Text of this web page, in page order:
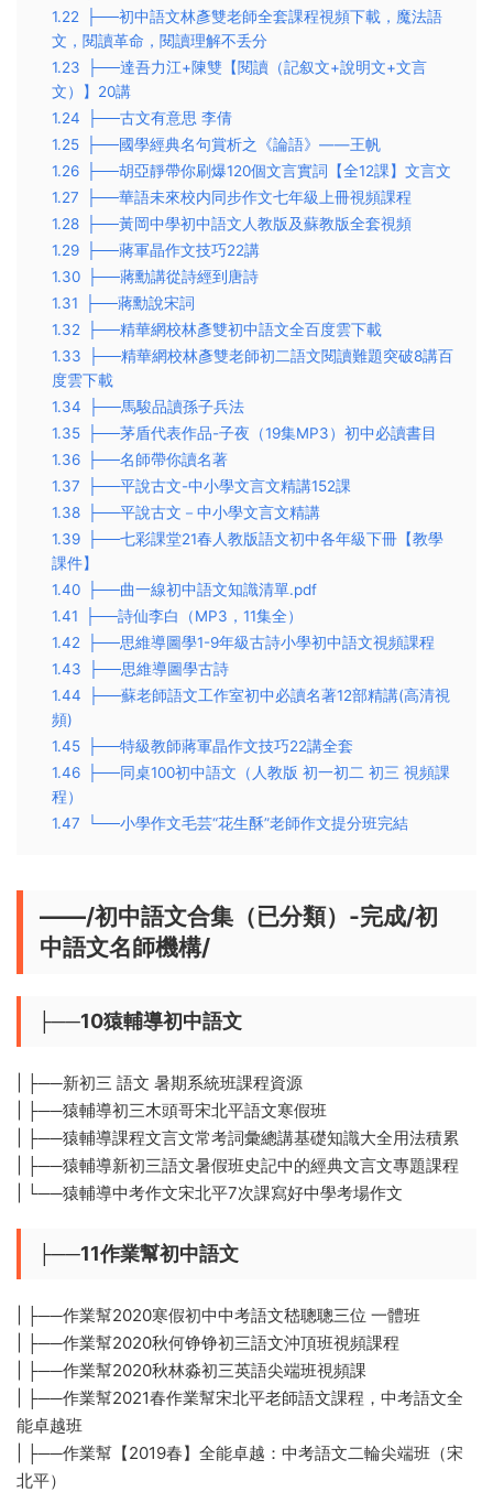
1.22
├──初中語文林彥雙老師全套課程視頻下載，魔法語
文，閱讀革命，閱讀理解不丢分
1.23
├──達吾力江+陳雙【閱讀（記叙文+說明文+文言
文）】20講
1.24
├──古文有意思 李倩
1.25
├──國學經典名句賞析之《論語》——王帆
1.26
├──胡亞靜帶你刷爆120個文言實詞【全12課】文言文
1.27
├──華語未來校内同步作文七年級上冊視頻課程
1.28
├──黃岡中學初中語文人教版及蘇教版全套視頻
1.29
├──蔣軍晶作文技巧22講
1.30
├──蔣勳講從詩經到唐詩
1.31
├──蔣勳說宋詞
1.32
├──精華網校林彥雙初中語文全百度雲下載
1.33
├──精華網校林彥雙老師初二語文閱讀難題突破8講百
度雲下載
1.34
├──馬駿品讀孫子兵法
1.35
├──茅盾代表作品-子夜（19集MP3）初中必讀書目
1.36
├──名師帶你讀名著
1.37
├──平說古文-中小學文言文精講152課
1.38
├──平說古文－中小學文言文精講
1.39
├──七彩課堂21春人教版語文初中各年級下冊【教學
課件】
1.40
├──曲一線初中語文知識清單.pdf
1.41
├──詩仙李白（MP3，11集全）
1.42
├──思維導圖學1-9年級古詩小學初中語文視頻課程
1.43
├──思維導圖學古詩
1.44
├──蘇老師語文工作室初中必讀名著12部精講(高清視
頻)
1.45
├──特級教師蔣軍晶作文技巧22講全套
1.46
├──同桌100初中語文（人教版 初一初二 初三 視頻課
程）
1.47
└──小學作文毛芸“花生酥”老師作文提分班完結
——/初中語文合集（已分類）-完成/初
中語文名師機構/
├──10猿輔導初中語文
| ├──新初三 語文 暑期系統班課程資源
| ├──猿輔導初三木頭哥宋北平語文寒假班
| ├──猿輔導課程文言文常考詞彙總講基礎知識大全用法積累
| ├──猿輔導新初三語文暑假班史記中的經典文言文專題課程
| └──猿輔導中考作文宋北平7次課寫好中學考場作文
├──11作業幫初中語文
| ├──作業幫2020寒假初中中考語文嵇聰聰三位 一體班
| ├──作業幫2020秋何铮铮初三語文沖頂班視頻課程
| ├──作業幫2020秋林淼初三英語尖端班視頻課
| ├──作業幫2021春作業幫宋北平老師語文課程，中考語文全
能卓越班
| ├──作業幫【2019春】全能卓越：中考語文二輪尖端班（宋
北平）